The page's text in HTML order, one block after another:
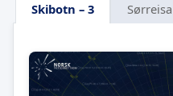
Skibotn – 3